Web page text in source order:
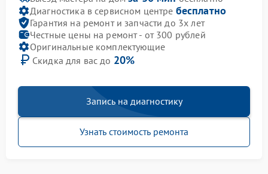
Диагностика в сервисном центре бесплатно
Гарантия на ремонт и запчасти до 3х лет
Честные цены на ремонт - от 300 рублей
Оригинальные комплектующие
Скидка для вас до 20%
Запись на диагностику
Узнать стоимость ремонта